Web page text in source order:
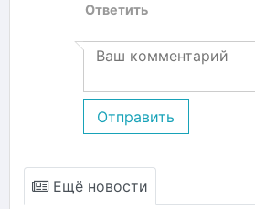
Ответить
Отправить
Ещё новости